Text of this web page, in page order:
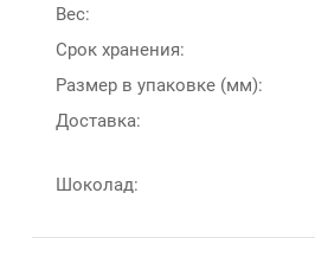
Вес:
Срок хранения:
Размер в упаковке (мм):
Доставка:
Шоколад: